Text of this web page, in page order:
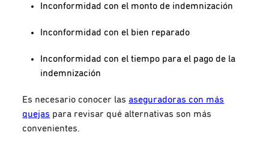
Inconformidad con el monto de indemnización
Inconformidad con el bien reparado
Inconformidad con el tiempo para el pago de la
indemnización
Es necesario conocer las aseguradoras con más
quejas para revisar qué alternativas son más
convenientes.